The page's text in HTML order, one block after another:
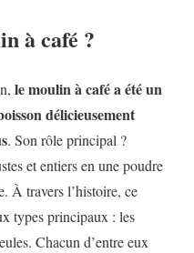
à café ?
le moulin à café a été un
délicieusement
. Son rôle principal ?
et entiers en une poudre
À travers l’histoire, ce
types principaux : les
Chacun d’entre eux